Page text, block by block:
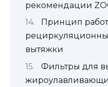
рекомендации
Принцип
вытяжки
Фильтры для